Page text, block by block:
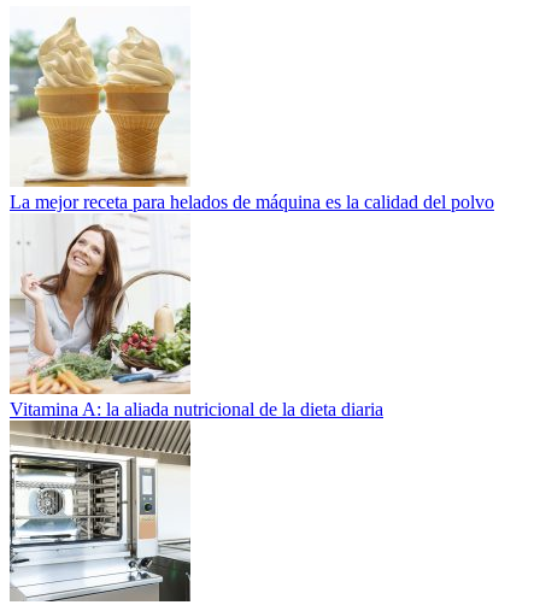
La mejor receta para helados de máquina es la calidad del polvo
Vitamina A: la aliada nutricional de la dieta diaria